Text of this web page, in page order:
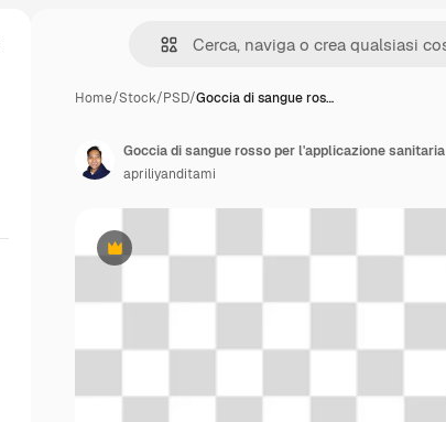
Home/Stock/PSD/Goccia di sangue ros…
Premium
Goccia di sangue rosso per l'applicazione sanitaria
apriliyanditami